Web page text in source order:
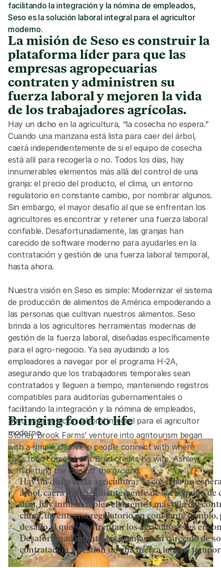
facilitando la integración y la nómina de empleados,
Seso es la solución laboral integral para el agricultor
moderno.
La misión de Seso es construir la
plataforma líder para que las
empresas agropecuarias
contraten y administren su
fuerza laboral y mejoren la vida
de los trabajadores agrícolas.
Hay un dicho en la agricultura, “la cosecha no espera.”
Cuando una manzana está lista para caer del árbol,
caerá independientemente de si el equipo de cosecha
está allí para recogerla o no. Todos los días, hay
innumerables elementos más allá del control de una
granja: el precio del producto, el clima, un entorno
regulatorio en constante cambio, por nombrar algunos.
Sin embargo, el mayor desafío al que se enfrentan los
agricultores es encontrar y retener una fuerza laboral
confiable. Desafortunadamente, las granjas han
carecido de software moderno para ayudarles en la
contratación y gestión de una fuerza laboral temporal,
hasta ahora.
Nuestra visión en Seso es simple: Modernizar el sistema
de producción de alimentos de América empoderando a
las personas que cultivan nuestros alimentos. Seso
brinda a los agricultores herramientas modernas de
gestión de la fuerza laboral, diseñadas específicamente
para el agro-negocio. Ya sea ayudando a los
empleadores a navegar por el programa H-2A,
asegurando que los trabajadores temporales sean
contratados y lleguen a tiempo, manteniendo registros
compatibles para auditorías gubernamentales o
facilitando la integración y la nómina de empleados,
Seso es la solución laboral integral para el agricultor
moderno.
Bringing food to life
Stoney Brook Farms’ venture into agritourism began
with a simple idea: help people connect with where
their food comes from. Brad credits his wife, Ashley,
with getting the idea off the ground.
Hay un dicho en la agricultura, “la cosecha no
árbol, caerá independientemente de si el equipo de
días, hay innumerables elementos más allá del
clima, un entorno regulatorio en constante
desafío al que se enfrentan los agricultores es
Desafortunadamente, las granjas han carecido de
contratación y gestión de una fuerza laboral